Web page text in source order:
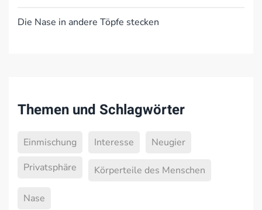
Die Nase in andere Töpfe stecken
Themen und Schlagwörter
Einmischung Interesse
Neugier
Privatsphäre
Körperteile des Menschen
Nase